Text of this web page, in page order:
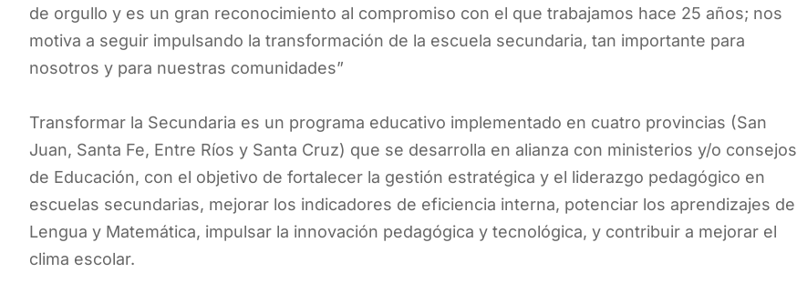
de orgullo y es un gran reconocimiento al compromiso con el que trabajamos hace 25 años; nos
motiva a seguir impulsando la transformación de la escuela secundaria, tan importante para
nosotros y para nuestras comunidades”
Transformar la Secundaria es un programa educativo implementado en cuatro provincias (San
Juan, Santa Fe, Entre Ríos y Santa Cruz) que se desarrolla en alianza con ministerios y/o consejos
de Educación, con el objetivo de fortalecer la gestión estratégica y el liderazgo pedagógico en
escuelas secundarias, mejorar los indicadores de eficiencia interna, potenciar los aprendizajes de
Lengua y Matemática, impulsar la innovación pedagógica y tecnológica, y contribuir a mejorar el
clima escolar.